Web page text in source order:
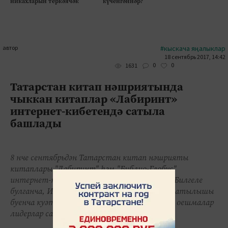
автор #кыскача яңалыклар
18 сентябрь 2017, 14:42
1631
0 0
Татарстан китап нәшриятында
чыккан китаплар «Лабиринт»
интернет-кибетендә сатыла
башлады
8 нче сентябрьдән Татарстан китап нәшрияты
китаплары "Лабиринт" һәм "Библио-Глобус"
интернет-кибетләрендә сатыла башлаган. Билгеле
булганча, Интернет челтәрендә китаплар сатылышы
буенча куәтләрен елдан-ел арттырып, әлеге оешмалар
лидерлар сафында.